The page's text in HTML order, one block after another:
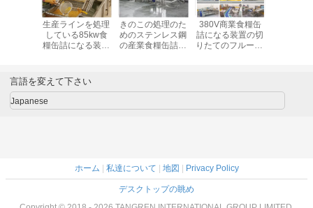
生産ラインを処理
している85kw食
糧缶詰になる装置
ン
きのこの処理のた
めのステンレス鋼
の産業食糧缶詰に
380V商業食糧缶
詰になる装置の切
りたてのフルーツ/
言語を変えて下さい
Japanese
ホーム 私達について 地図 Privacy Policy
デスクトップの眺め